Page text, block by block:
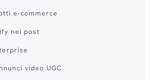
e-commerce
nei post
video UGC